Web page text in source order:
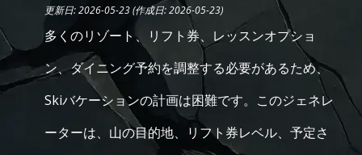
更新日: 2026-05-23 (作成日: 2026-05-23)
多くのリゾート、リフト券、レッスンオプショ
ン、ダイニング予約を調整する必要があるため、
Skiバケーションの計画は困難です。このジェネレ
ーターは、山の目的地、リフト券レベル、予定さ